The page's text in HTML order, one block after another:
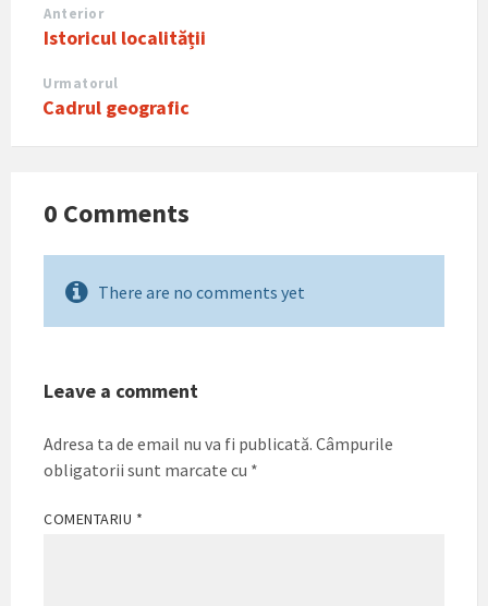
Anterior
Istoricul localității
Urmatorul
Cadrul geografic
0 Comments
There are no comments yet
Leave a comment
Adresa ta de email nu va fi publicată. Câmpurile
obligatorii sunt marcate cu *
COMENTARIU *